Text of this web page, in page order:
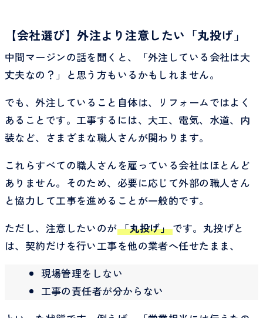
【会社選び】外注より注意したい「丸投げ」
中間マージンの話を聞くと、「外注している会社は大
丈夫なの？」と思う方もいるかもしれません。
でも、外注していること自体は、リフォームではよく
あることです。工事するには、大工、電気、水道、内
装など、さまざまな職人さんが関わります。
これらすべての職人さんを雇っている会社はほとんど
ありません。そのため、必要に応じて外部の職人さん
と協力して工事を進めることが一般的です。
ただし、注意したいのが「丸投げ」です。丸投げと
は、契約だけを行い工事を他の業者へ任せたまま、
現場管理をしない
工事の責任者が分からない